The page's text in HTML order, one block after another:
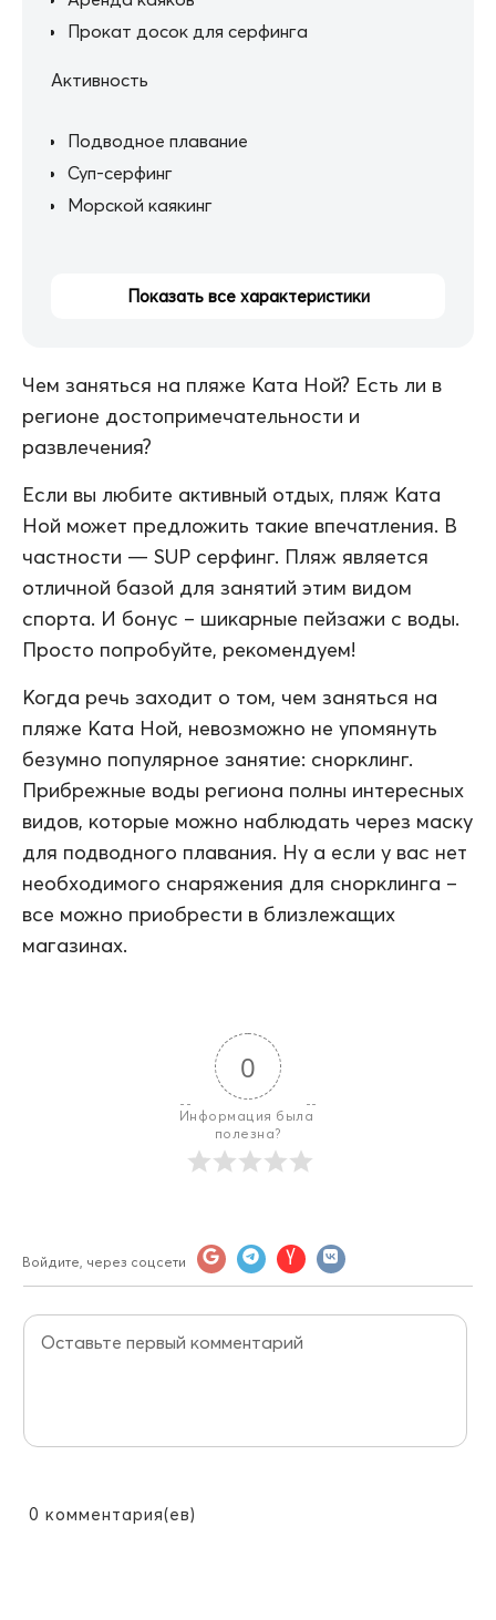
Прокат досок для серфинга
Активность
Подводное плавание
Суп-серфинг
Морской каякинг
Показать все характеристики
Чем заняться на пляже Ката Ной? Есть ли в
регионе достопримечательности и
развлечения?
Если вы любите активный отдых, пляж Ката
Ной может предложить такие впечатления. В
частности — SUP серфинг. Пляж является
отличной базой для занятий этим видом
спорта. И бонус – шикарные пейзажи с воды.
Просто попробуйте, рекомендуем!
Когда речь заходит о том, чем заняться на
пляже Ката Ной, невозможно не упомянуть
безумно популярное занятие: снорклинг.
Прибрежные воды региона полны интересных
видов, которые можно наблюдать через маску
для подводного плавания. Ну а если у вас нет
необходимого снаряжения для снорклинга –
все можно приобрести в близлежащих
магазинах.
0
Информация была
полезна?
Войдите, через соцсети
0 комментария(ев)